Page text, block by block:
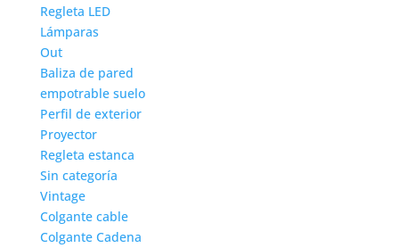
Regleta LED
Lámparas
Out
Baliza de pared
empotrable suelo
Perfil de exterior
Proyector
Regleta estanca
Sin categoría
Vintage
Colgante cable
Colgante Cadena